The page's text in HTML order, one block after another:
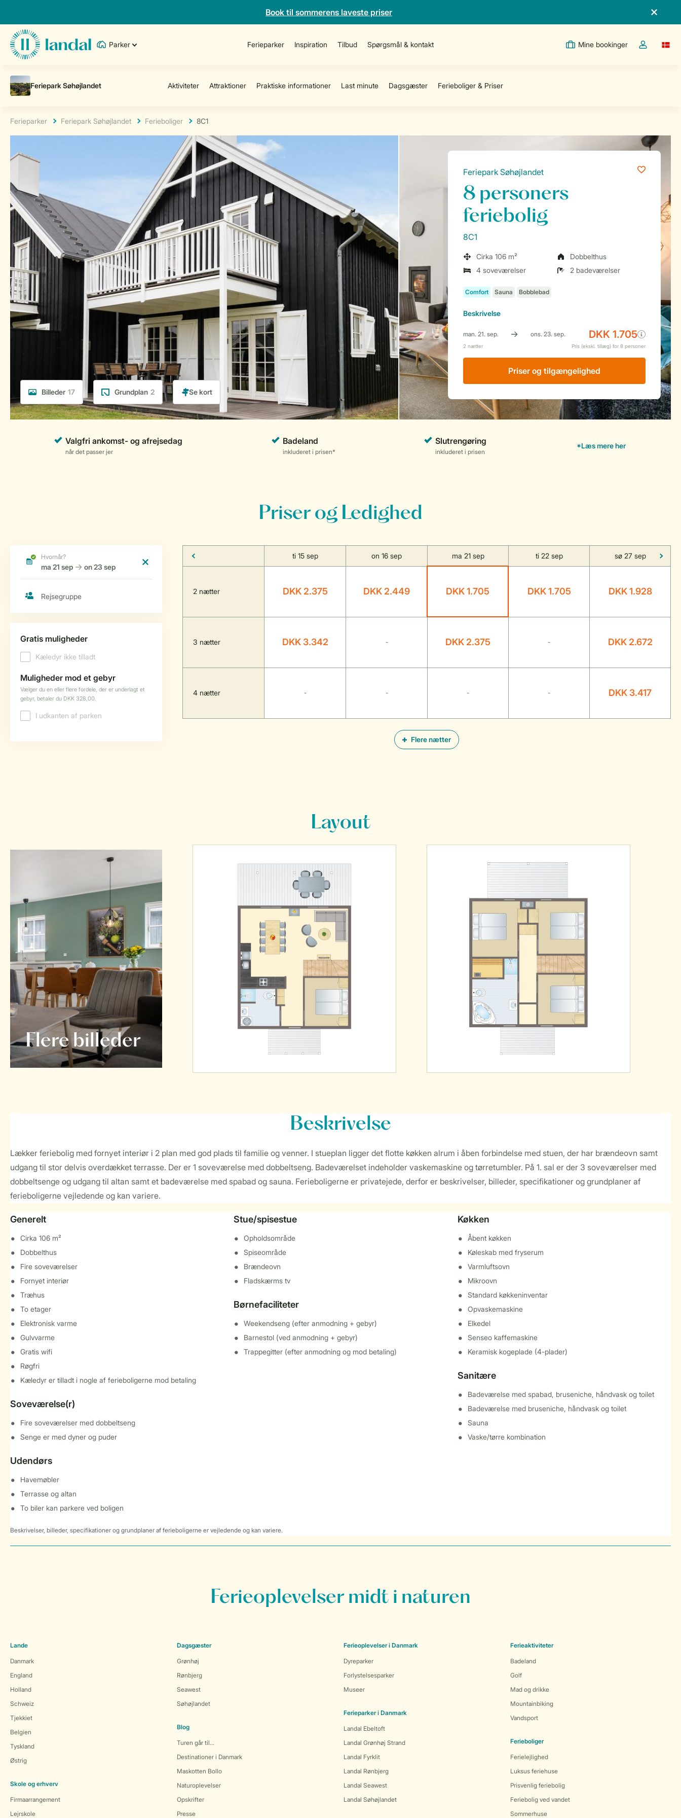
Book til sommerens laveste priser
Parker Ferieparker Inspiration Tilbud Spørgsmål & kontakt Mine bookinger
Toggle the
Ferieparker Feriepark Søhøjlandet Ferieboliger 8C1
Billeder 17 Grundplan 2
Feriepark Søhøjlandet
8 personers
feriebolig
8C1
Cirka 106 m²
Dobbelthus
4 soveværelser
2 badeværelser
Beskrivelse
Priser og tilgængelighed
Priser og Ledighed
Flere nætter
ti 15 sep on 16 sep ma 21 sep ti 22 sep sø 27 sep
2 nætter DKK 2.375 DKK 2.449 DKK 1.705 DKK 1.705 DKK 1.928
3 nætter DKK 3.342 - DKK 2.375 - DKK 2.672
4 nætter - - - - DKK 3.417
Layout
Flere billeder
Beskrivelse
Lækker feriebolig med fornyet interiør i 2 plan med god plads til familie og venner. I stueplan ligger det flotte køkken alrum i åben forbindelse med stuen, der har brændeovn samt
udgang til stor delvis overdækket terrasse. Der er 1 soveværelse med dobbeltseng. Badeværelset indeholder vaskemaskine og tørretumbler. På 1. sal er der 3 soveværelser med
dobbeltsenge og udgang til altan samt et badeværelse med spabad og sauna. Ferieboligerne er privatejede, derfor er beskrivelser, billeder, specifikationer og grundplaner af
ferieboligerne vejledende og kan variere.
Generelt
Cirka 106 m²
Dobbelthus
Fire soveværelser
Fornyet interiør
Træhus
To etager
Elektronisk varme
Gulvvarme
Gratis wifi
Røgfri
Kæledyr er tilladt i nogle af ferieboligerne mod betaling
Soveværelse(r)
Fire soveværelser med dobbeltseng
Senge er med dyner og puder
Udendørs
Havemøbler
Terrasse og altan
To biler kan parkere ved boligen
Stue/spisestue
Opholdsområde
Spiseområde
Brændeovn
Fladskærms tv
Børnefaciliteter
Weekendseng (efter anmodning + gebyr)
Barnestol (ved anmodning + gebyr)
Trappegitter (efter anmodning og mod betaling)
Køkken
Åbent køkken
Køleskab med fryserum
Varmluftsovn
Mikroovn
Standard køkkeninventar
Opvaskemaskine
Elkedel
Senseo kaffemaskine
Keramisk kogeplade (4-plader)
Sanitære
Badeværelse med spabad, bruseniche, håndvask og toilet
Badeværelse med bruseniche, håndvask og toilet
Sauna
Vaske/tørre kombination
Beskrivelser, billeder, specifikationer og grundplaner af ferieboligerne er vejledende og kan variere.
Ferieoplevelser midt i naturen
Lande
Danmark
England
Holland
Schweiz
Tjekkiet
Belgien
Tyskland
Østrig
Skole og erhverv
Firmaarrangement
Lejrskole
Dagsgæster
Grønhøj
Rønbjerg
Seawest
Søhøjlandet
Blog
Turen går til...
Destinationer i Danmark
Maskotten Bollo
Naturoplevelser
Opskrifter
Presse
Ferieoplevelser i Danmark
Dyreparker
Forlystelsesparker
Museer
Ferieparker i Danmark
Landal Ebeltoft
Landal Grønhøj Strand
Landal Fyrklit
Landal Rønbjerg
Landal Seawest
Landal Søhøjlandet
Ferieaktiviteter
Badeland
Golf
Mad og drikke
Mountainbiking
Vandsport
Ferieboliger
Ferielejlighed
Luksus feriehuse
Prisvenlig feriebolig
Feriebolig ved vandet
Sommerhuse